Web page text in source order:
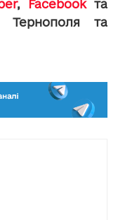
, Facebookта
Тернополя та